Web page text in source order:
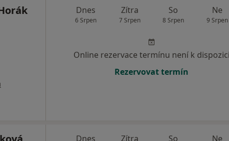
Dnes
6 Srpen
Zítra
7 Srpen
So
8 Srpen
Ne
9 Srpen
Online rezervace termínu není k dispozici
Rezervovat termín
Dnes Zítra So Ne